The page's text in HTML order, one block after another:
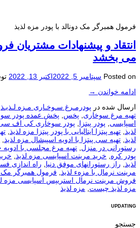
فرمول همبرگر مک دونالد با پودر مزه لذیذ
انتقاد و پيشنهادات مشتریان
می بخشد
Posted on سپتامبر 5, 2022 اکتبر 13, 2022
ادامه خواندن →
ارسال شده در پودرمـرغ سـوخـاری مـزه لـذیـذ
تهیه مرغ سوخاری, پخس, پخش عمده پودر
اسپایسی, پودر پیتزا, پودر سوخاری کی اف
لذیذ, تهیه پیتزا ایتالیایی با پودر پیتزا مزه لذیذ,
لذیذ, تهیه سی پیتزا با ادویه اسپیشال مزه لذیذ,
رستورانی در منزل, تهیه مرغ مجلسی با
پودر کره, خرید مرینت اسپایسی مزه لذیذ,
لذیذ, راز رستورانهای موفق دنیا, راه اندازی
مرینت نرمال با مزهء لذیذ, فرمول همبرگر مک
فروش مرینت نرمال استریپس اسپایسی مزه
مزه لذیذ چیست, مزه لذیذ
UPDATING
جستجو